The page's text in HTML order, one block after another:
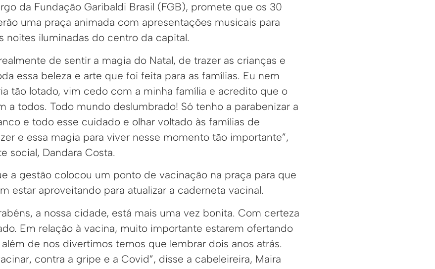
da Fundação Garibaldi Brasil (FGB), promete que os 30
uma praça animada com apresentações musicais para
noites iluminadas do centro da capital.
de sentir a magia do Natal, de trazer as crianças e
essa beleza e arte que foi feita para as famílias. Eu nem
tão lotado, vim cedo com a minha família e acredito que o
a todos. Todo mundo deslumbrado! Só tenho a parabenizar a
e todo esse cuidado e olhar voltado às famílias de
e essa magia para viver nesse momento tão importante”,
social, Dandara Costa.
a gestão colocou um ponto de vacinação na praça para que
estar aproveitando para atualizar a caderneta vacinal.
a nossa cidade, está mais uma vez bonita. Com certeza
Em relação à vacina, muito importante estarem ofertando
de nos divertimos temos que lembrar dois anos atrás.
contra a gripe e a Covid”, disse a cabeleireira, Maira